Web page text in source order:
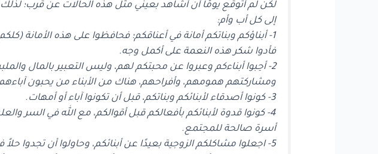
لكن لم أتوقع يومًا أن أشاهد بعيني مثل هذه الحالات عن قرب؛
إلى كل أب وأم:
1- أبناؤكم وبناتكم أمانة في أعناقكم؛ فحافظوا على هذه الأمانة
فأدوا شكر هذه النعمة على أكمل وجه.
2- أحِبوا أبناءكم وعبروا عن محبتكم لهم، وليس التعبير بالمال
ومشاركتهم همومهم، وأفراحهم، هناك من الأبناء من يحبون
3- كونوا أصدقاء لأبنائكم وبناتكم، قبل أن تكونوا آباء أو أمهات.
4- كونوا قدوة لأبنائكم بأفعالكم قبل أقوالكم، مع الله في السر
أسرة صالحة للمجتمع.
5- اجعلوا مشاكلكم الزوجية بعيدًا عن أبنائكم، وحاولوا أن تجدوا حلاً فيما بينكم، اجعلوهم يعيشون بهناء وصفاء.